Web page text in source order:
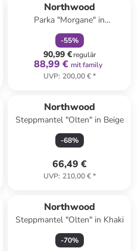
Northwood
Parka "Morgane" in
Dunkelblau
-55%
90,99 €regulär
88,99 € mit family
UVP: 200,00 €*
Northwood
Steppmantel "Olten" in Beige
-68%
66,49 €
UVP: 210,00 €*
Northwood
Steppmantel "Olten" in Khaki
-70%